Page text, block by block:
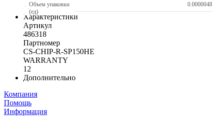
Объем упаковки
(ед)
0.0000048
Характеристики
Артикул
486318
Партномер
CS-CHIP-R-SP150HE
WARRANTY
12
Дополнительно
Компания
Помощь
Информация